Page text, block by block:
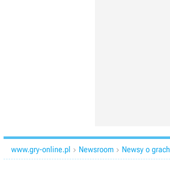
www.gry-online.pl  Newsroom  Newsy o grach